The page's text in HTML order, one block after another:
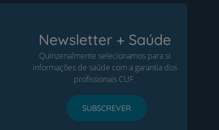
Newsletter + Saúde
Quinzenalmente selecionamos para si
informações de saúde com a garantia dos
profissionais CUF.
SUBSCREVER